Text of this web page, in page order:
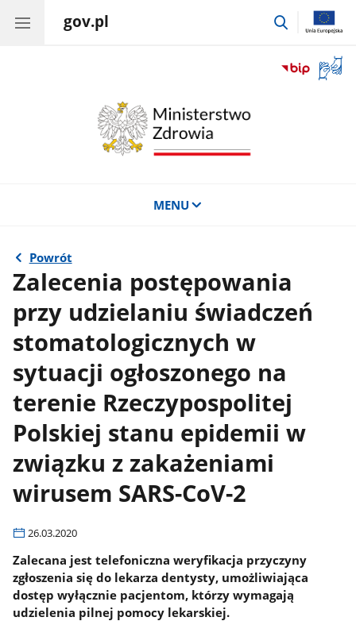
gov.pl
przejdź
okno
MENU
Powrót
Zalecenia postępowania
przy udzielaniu świadczeń
stomatologicznych w
sytuacji ogłoszonego na
terenie Rzeczypospolitej
Polskiej stanu epidemii w
związku z zakażeniami
wirusem SARS-CoV-2
26.03.2020
Zalecana jest telefoniczna weryfikacja przyczyny
zgłoszenia się do lekarza dentysty, umożliwiająca
dostęp wyłącznie pacjentom, którzy wymagają
udzielenia pilnej pomocy lekarskiej.